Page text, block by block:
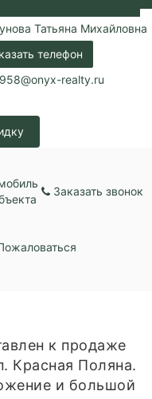
Татьяна Михайловна
телефон
realty.ru
Заказать звонок
к продаже
Красная Поляна.
и большой